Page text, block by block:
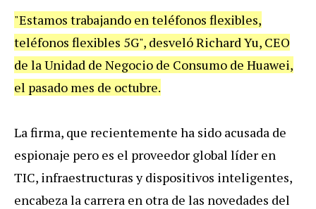
"Estamos trabajando en teléfonos flexibles,
teléfonos flexibles 5G", desveló Richard Yu, CEO
de la Unidad de Negocio de Consumo de Huawei,
el pasado mes de octubre.
La firma, que recientemente ha sido acusada de
espionaje pero es el proveedor global líder en
TIC, infraestructuras y dispositivos inteligentes,
encabeza la carrera en otra de las novedades del